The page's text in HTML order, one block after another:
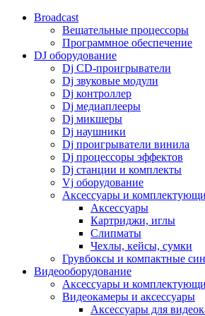
Broadcast
Вещательные процессоры
Программное обеспечение
DJ оборудование
Dj CD-проигрыватели
Dj звуковые модули
Dj контроллер
Dj медиаплееры
Dj микшеры
Dj наушники
Dj проигрыватели винила
Dj процессоры эффектов
Dj станции и комплекты
Vj оборудование
Аксессуары и
Аксессуары
Картриджи, иглы
Слипматы
Чехлы, кейсы, сумки
Грувбоксы и компактные
Видеооборудование
Аксессуары и
Видеокамеры и аксессуары
Аксессуары для